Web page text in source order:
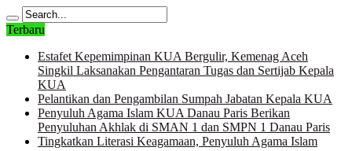
Terbaru
Estafet Kepemimpinan KUA Bergulir, Kemenag Aceh
Singkil Laksanakan Pengantaran Tugas dan Sertijab Kepala
KUA
Pelantikan dan Pengambilan Sumpah Jabatan Kepala KUA
Penyuluh Agama Islam KUA Danau Paris Berikan
Penyuluhan Akhlak di SMAN 1 dan SMPN 1 Danau Paris
Tingkatkan Literasi Keagamaan, Penyuluh Agama Islam